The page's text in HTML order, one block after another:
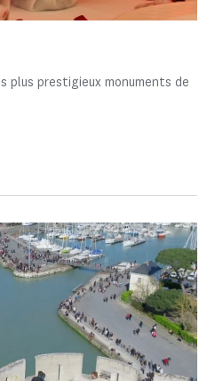
plus prestigieux monuments de